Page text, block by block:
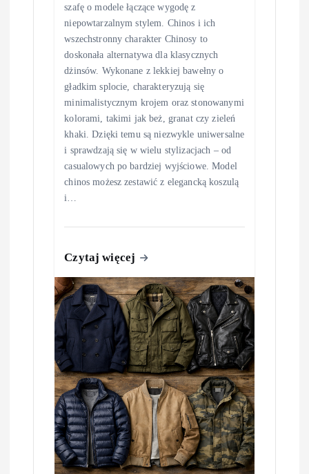
szafę o modele łączące wygodę z
niepowtarzalnym stylem. Chinos i ich
wszechstronny charakter Chinosy to
doskonała alternatywa dla klasycznych
dżinsów. Wykonane z lekkiej bawełny o
gładkim splocie, charakteryzują się
minimalistycznym krojem oraz stonowanymi
kolorami, takimi jak beż, granat czy zieleń
khaki. Dzięki temu są niezwykle uniwersalne
i sprawdzają się w wielu stylizacjach – od
casualowych po bardziej wyjściowe. Model
chinos możesz zestawić z elegancką koszulą
i…
Czytaj więcej